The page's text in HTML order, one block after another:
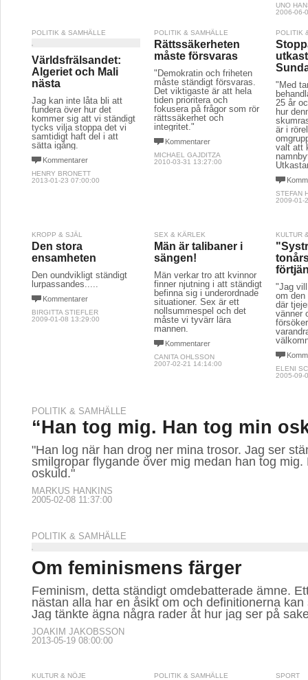
UNO
2006-06-
POLITIK & SAMHÄLLE
Världsfrälsandet:
Algeriet och Mali
nästa
Jag kan inte låta bli att
fundera över hur det
kommer sig att vi ständigt
tycks vilja stoppa det vi
samtidigt haft del i att
sätta igång.
Kommentarer
HENRY BRONETT
2013-01-23 07:00:00
POLITIK & SAMHÄLLE
Rättssäkerheten
måste försvaras
"Demokratin och friheten
måste ständigt försvaras.
Det viktigaste är att hela
tiden prioritera och
fokusera på frågor som rör
rättssäkerhet och
integritet."
Kommentarer
MICHAEL GAJDITZA
2010-03-31 13:27:00
POLITIK
"Med
25 år
hur
är i
valt att
STEFAN
2009-01-
KROPP & SJÄL
Den stora
ensamheten
Den oundvikligt ständigt
lurpassandes.....
Kommentarer
BIRGITTA STIEFLER
2009-01-08 13:29:00
SEX & KÄRLEK
Män är talibaner i
sängen!
Män verkar tro att kvinnor
finner njutning i att ständigt
befinna sig i underordnade
situationer. Sex är ett
nollsummespel och det
måste vi tyvärr lära
mannen.
Kommentarer
CANITA OHLSSON
2007-02-21 14:14:00
KULTUR
"Jag
om den
där
vänner
ELENI
2005-09-
POLITIK & SAMHÄLLE
“Han tog mig. Han tog min
"Han log när han drog ner mina trosor. Jag ser
smilgropar flygande över mig medan han tog mig.
oskuld."
MARKUS HANKINS
2005-02-08 11:37:00
POLITIK & SAMHÄLLE
Om feminismens färger
Feminism, detta ständigt omdebatterade ämne.
nästan alla har en åsikt om och definitionerna kan
Jag tänkte ägna några rader åt hur jag ser på
JOAKIM JAKOBSSON
2013-05-19 08:00:00
KULTUR & NÖJE POLITIK & SAMHÄLLE SPORT